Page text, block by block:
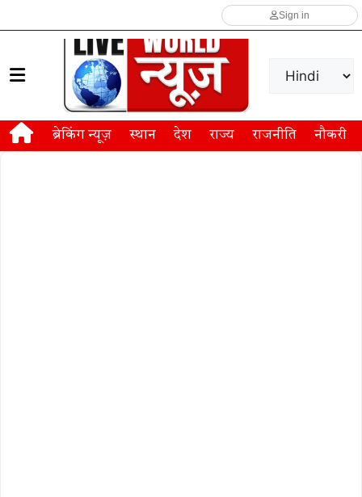
Sign in
ब्रेकिंग न्यूज़ स्थान देश राज्य राजनीति नौकरी